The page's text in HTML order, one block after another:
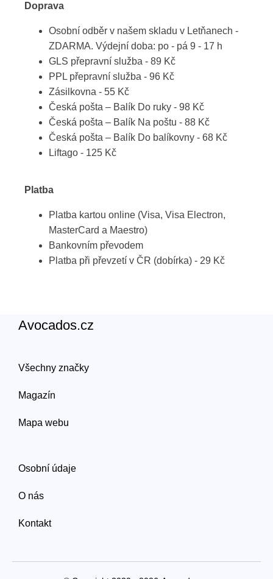
Doprava
Osobní odběr v našem skladu v Letňanech -
ZDARMA. Výdejní doba: po - pá 9 - 17 h
GLS přepravní služba - 89 Kč
PPL přepravní služba - 96 Kč
Zásilkovna - 55 Kč
Česká pošta – Balík Do ruky - 98 Kč
Česká pošta – Balík Na poštu - 88 Kč
Česká pošta – Balík Do balíkovny - 68 Kč
Liftago - 125 Kč
Platba
Platba kartou online (Visa, Visa Electron,
MasterCard a Maestro)
Bankovním převodem
Platba při převzetí v ČR (dobírka) - 29 Kč
Avocados.cz
Všechny značky
Magazín
Mapa webu
Osobní údaje
O nás
Kontakt